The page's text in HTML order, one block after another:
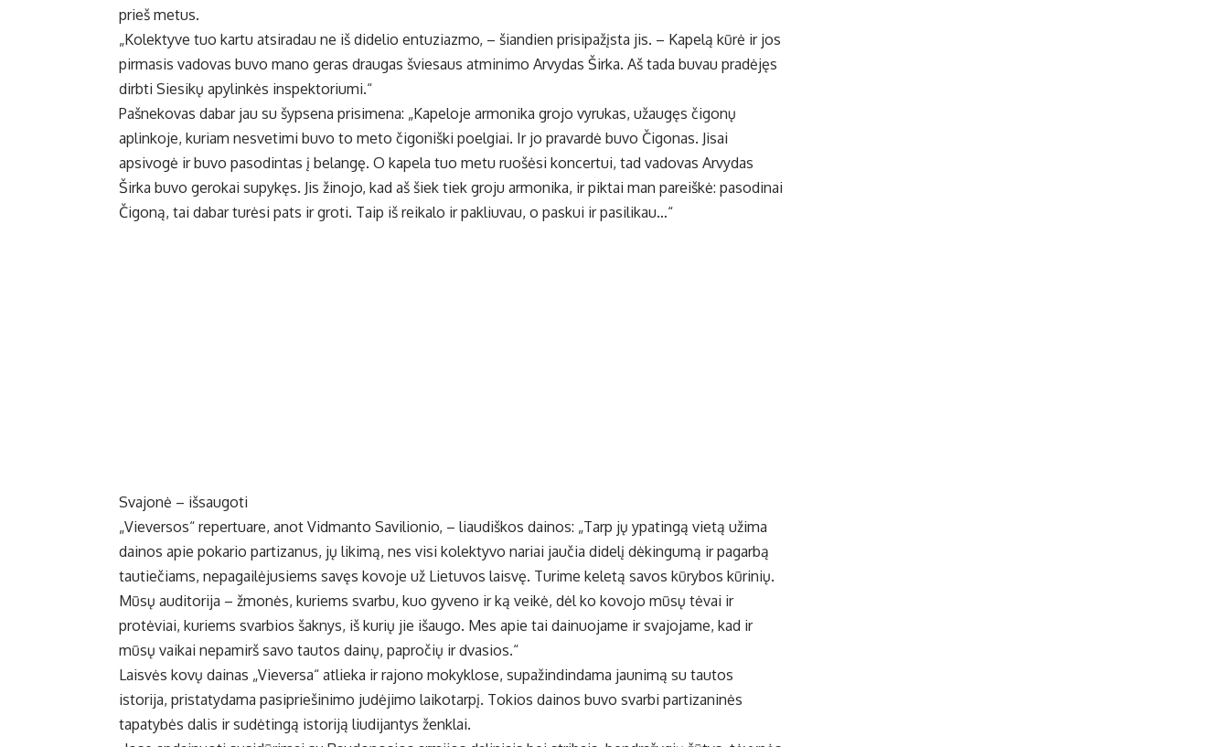
prieš metus.
„Kolektyve tuo kartu atsiradau ne iš didelio entuziazmo, – šiandien prisipažįsta jis. – Kapelą kūrė ir jos
pirmasis vadovas buvo mano geras draugas šviesaus atminimo Arvydas Širka. Aš tada buvau pradėjęs
dirbti Siesikų apylinkės inspektoriumi.“
Pašnekovas dabar jau su šypsena prisimena: „Kapeloje armonika grojo vyrukas, užaugęs čigonų
aplinkoje, kuriam nesvetimi buvo to meto čigoniški poelgiai. Ir jo pravardė buvo Čigonas. Jisai
apsivogė ir buvo pasodintas į belangę. O kapela tuo metu ruošėsi koncertui, tad vadovas Arvydas
Širka buvo gerokai supykęs. Jis žinojo, kad aš šiek tiek groju armonika, ir piktai man pareiškė: pasodinai
Čigoną, tai dabar turėsi pats ir groti. Taip iš reikalo ir pakliuvau, o paskui ir pasilikau…“
Svajonė – išsaugoti
„Vieversos“ repertuare, anot Vidmanto Savilionio, – liaudiškos dainos: „Tarp jų ypatingą vietą užima
dainos apie pokario partizanus, jų likimą, nes visi kolektyvo nariai jaučia didelį dėkingumą ir pagarbą
tautiečiams, nepagailėjusiems savęs kovoje už Lietuvos laisvę. Turime keletą savos kūrybos kūrinių.
Mūsų auditorija – žmonės, kuriems svarbu, kuo gyveno ir ką veikė, dėl ko kovojo mūsų tėvai ir
protėviai, kuriems svarbios šaknys, iš kurių jie išaugo. Mes apie tai dainuojame ir svajojame, kad ir
mūsų vaikai nepamirš savo tautos dainų, papročių ir dvasios.“
Laisvės kovų dainas „Vieversa“ atlieka ir rajono mokyklose, supažindindama jaunimą su tautos
istorija, pristatydama pasipriešinimo judėjimo laikotarpį. Tokios dainos buvo svarbi partizaninės
tapatybės dalis ir sudėtingą istoriją liudijantys ženklai.